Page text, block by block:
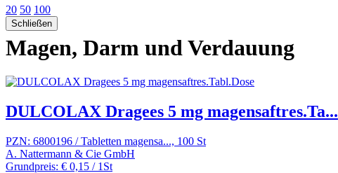
20 50 100
Schließen
Magen, Darm und Verdauung
DULCOLAX Dragees 5 mg magensaftres.Ta...
PZN: 6800196 / Tabletten magensa..., 100 St
A. Nattermann & Cie GmbH
Grundpreis: € 0,15 / 1St